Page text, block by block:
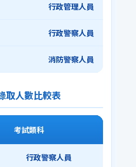
行政管理人員
行政警察人員
消防警察人員
取人數比較表
考試類科
行政警察人員